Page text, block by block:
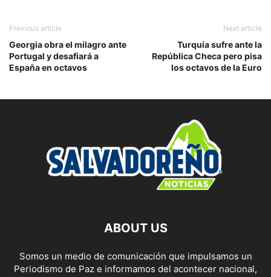
Previous article
Georgia obra el milagro ante
Portugal y desafiará a
España en octavos
Next article
Turquía sufre ante la
República Checa pero pisa
los octavos de la Euro
ABOUT US
Somos un medio de comunicación que impulsamos un
Periodismo de Paz e informamos del acontecer nacional,